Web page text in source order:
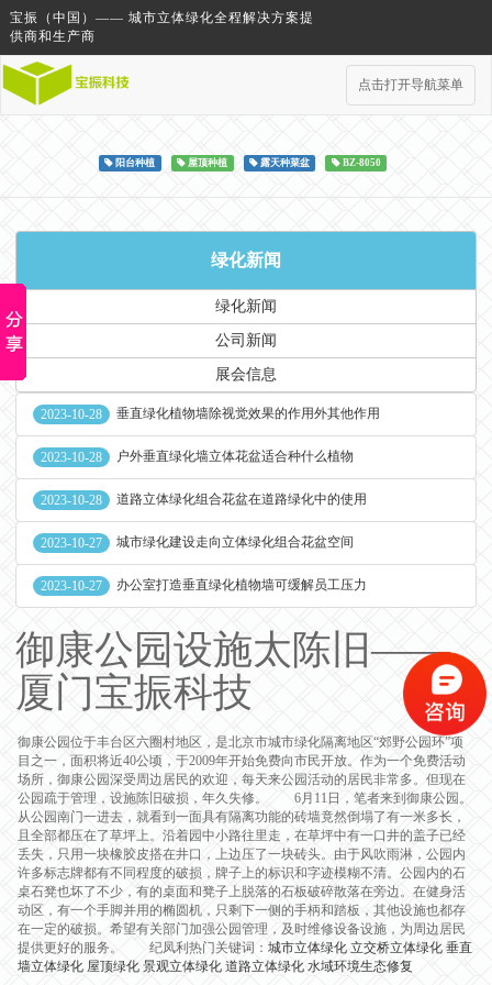
宝振（中国）—— 城市立体绿化全程解决方案提
供商和生产商
点击打开导航菜单
阳台种植 屋顶种植 露天种菜盆 BZ-8050
绿化新闻
绿化新闻
公司新闻
展会信息
2023-10-28 垂直绿化植物墙除视觉效果的作用外其他作用
2023-10-28 户外垂直绿化墙立体花盆适合种什么植物
2023-10-28 道路立体绿化组合花盆在道路绿化中的使用
2023-10-27 城市绿化建设走向立体绿化组合花盆空间
2023-10-27 办公室打造垂直绿化植物墙可缓解员工压力
御康公园设施太陈旧——
厦门宝振科技
御康公园位于丰台区六圈村地区，是北京市城市绿化隔离地区“郊野公园环”项
目之一，面积将近40公顷，于2009年开始免费向市民开放。作为一个免费活动
场所，御康公园深受周边居民的欢迎，每天来公园活动的居民非常多。但现在
公园疏于管理，设施陈旧破损，年久失修。 6月11日，笔者来到御康公园。
从公园南门一进去，就看到一面具有隔离功能的砖墙竟然倒塌了有一米多长，
且全部都压在了草坪上。沿着园中小路往里走，在草坪中有一口井的盖子已经
丢失，只用一块橡胶皮搭在井口，上边压了一块砖头。由于风吹雨淋，公园内
许多标志牌都有不同程度的破损，牌子上的标识和字迹模糊不清。公园内的石
桌石凳也坏了不少，有的桌面和凳子上脱落的石板破碎散落在旁边。在健身活
动区，有一个手脚并用的椭圆机，只剩下一侧的手柄和踏板，其他设施也都存
在一定的破损。希望有关部门加强公园管理，及时维修设备设施，为周边居民
提供更好的服务。 纪凤利热门关键词： 城市立体绿化 立交桥立体绿化 垂直
墙立体绿化 屋顶绿化 景观立体绿化 道路立体绿化 水域环境生态修复